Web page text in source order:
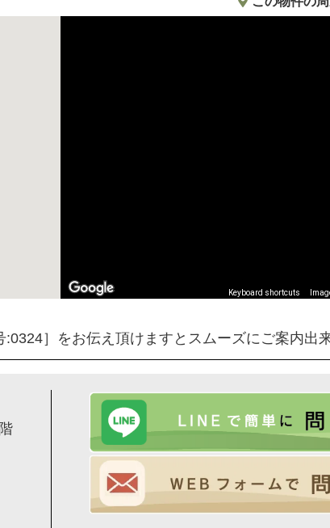
Keyboard shortcuts
］をお伝え頂けますとスムーズにご案内出来